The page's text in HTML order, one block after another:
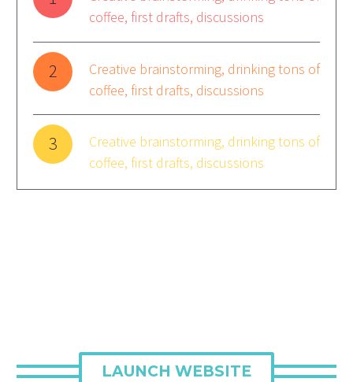
coffee, first drafts, discussions
2
Creative brainstorming, drinking tons of
coffee, first drafts, discussions
3
Creative brainstorming, drinking tons of
coffee, first drafts, discussions
LAUNCH WEBSITE